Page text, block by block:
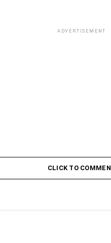
ADVERTISEMENT
CLICK TO